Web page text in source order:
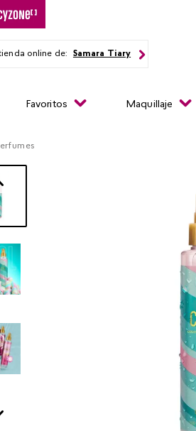
online de: Samara Tiary
Favoritos Maquillaje